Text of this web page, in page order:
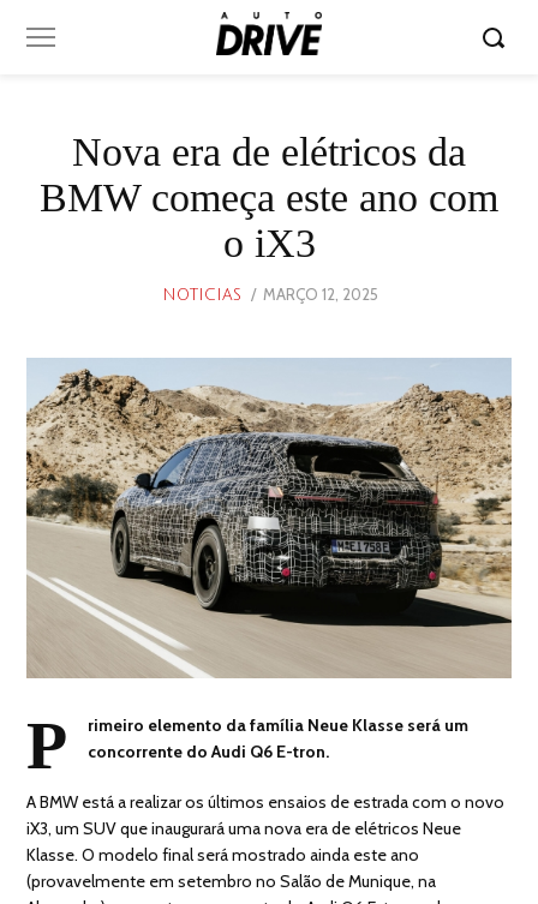
Nova era de elétricos da
BMW começa este ano com
o iX3
NOTICIAS
POSTED
MARÇO 12, 2025
P
rimeiro elemento da família Neue Klasse será um
concorrente do Audi Q6 E-tron.
A BMW está a realizar os últimos ensaios de estrada com o novo
iX3, um SUV que inaugurará uma nova era de elétricos Neue
Klasse. O modelo final será mostrado ainda este ano
(provavelmente em setembro no Salão de Munique, na